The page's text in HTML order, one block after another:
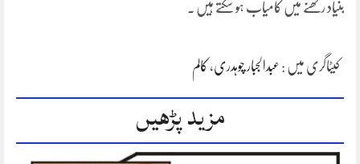
بنیاد رکھنے میں کامیاب ہو سکتے ہیں ۔
کیٹاگری میں : عبدالجبار چوہدری، کالم
مزید پڑھیں